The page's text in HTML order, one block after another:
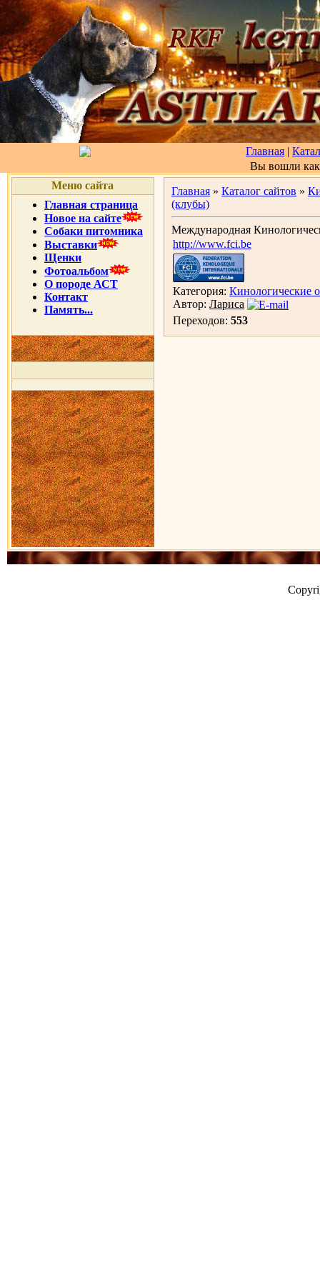
Главная |
Вы вошли
Меню сайта
Главная страница
Новое на сайте
Собаки питомника
Выставки
Щенки
Фотоальбом
О породе АСТ
Контакт
Память...
Главная » Каталог сайтов »
(клубы)
Международная
http://www.fci.be
Категория: Кинологические
Автор: Лариса
Переходов: 553